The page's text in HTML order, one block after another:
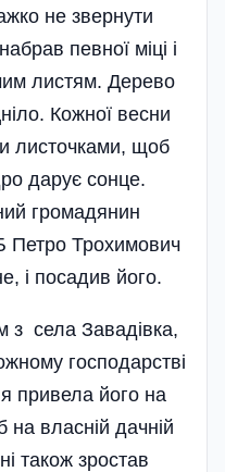
не звернути
певної міці і
листям. Дерево
Кожної весни
листочками, щоб
дарує сонце.
громадянин
Петро Трохимович
і посадив його.
з села Завадівка,
господарстві
привела його на
власній дачній
також зростав